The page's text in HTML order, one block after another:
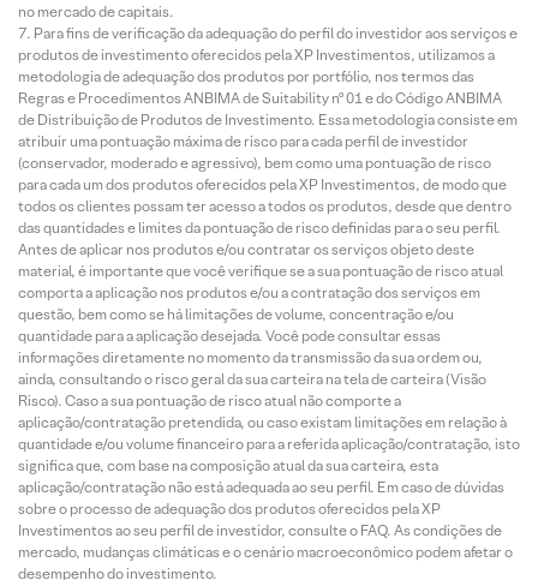
no mercado de capitais.
Para fins de verificação da adequação do perfil do investidor aos serviços e
produtos de investimento oferecidos pela XP Investimentos, utilizamos a
metodologia de adequação dos produtos por portfólio, nos termos das
Regras e Procedimentos ANBIMA de Suitability nº 01 e do Código ANBIMA
de Distribuição de Produtos de Investimento. Essa metodologia consiste em
atribuir uma pontuação máxima de risco para cada perfil de investidor
(conservador, moderado e agressivo), bem como uma pontuação de risco
para cada um dos produtos oferecidos pela XP Investimentos, de modo que
todos os clientes possam ter acesso a todos os produtos, desde que dentro
das quantidades e limites da pontuação de risco definidas para o seu perfil.
Antes de aplicar nos produtos e/ou contratar os serviços objeto deste
material, é importante que você verifique se a sua pontuação de risco atual
comporta a aplicação nos produtos e/ou a contratação dos serviços em
questão, bem como se há limitações de volume, concentração e/ou
quantidade para a aplicação desejada. Você pode consultar essas
informações diretamente no momento da transmissão da sua ordem ou,
ainda, consultando o risco geral da sua carteira na tela de carteira (Visão
Risco). Caso a sua pontuação de risco atual não comporte a
aplicação/contratação pretendida, ou caso existam limitações em relação à
quantidade e/ou volume financeiro para a referida aplicação/contratação, isto
significa que, com base na composição atual da sua carteira, esta
aplicação/contratação não está adequada ao seu perfil. Em caso de dúvidas
sobre o processo de adequação dos produtos oferecidos pela XP
Investimentos ao seu perfil de investidor, consulte o FAQ. As condições de
mercado, mudanças climáticas e o cenário macroeconômico podem afetar o
desempenho do investimento.